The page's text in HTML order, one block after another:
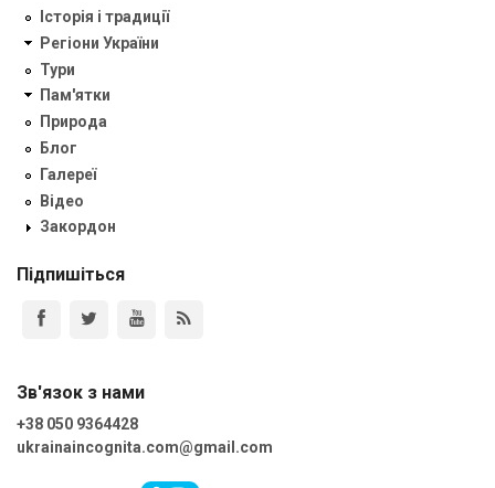
Історія і традиції
Регіони України
Тури
Пам'ятки
Природа
Блог
Галереї
Відео
Закордон
Підпишіться
Зв'язок з нами
+38 050 9364428
ukrainaincognita.com@gmail.com